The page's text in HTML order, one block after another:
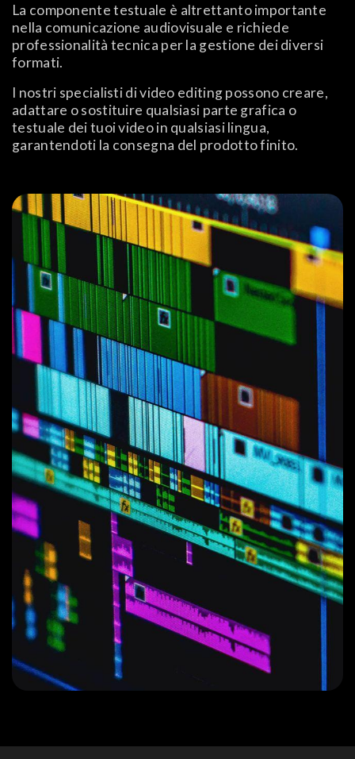
La componente testuale è altrettanto importante
nella comunicazione audiovisuale e richiede
professionalità tecnica per la gestione dei diversi
formati.
I nostri specialisti di video editing possono creare,
adattare o sostituire qualsiasi parte grafica o
testuale dei tuoi video in qualsiasi lingua,
garantendoti la consegna del prodotto finito.